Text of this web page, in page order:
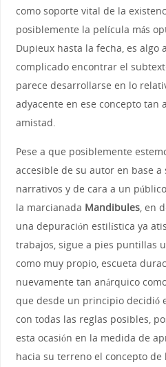
como soporte vital de la
posiblemente la película más
Dupieux hasta la fecha, es algo
complicado encontrar el
parece desarrollarse en lo
adyacente en ese concepto tan
amistad.
Pese a que posiblemente
accesible de su autor en base a
narrativos y de cara a un
la marcianada Mandibules, en
una depuración estilística ya
trabajos, sigue a pies puntillas
como muy propio, escueta
nuevamente tan anárquico
que desde un principio decidió
con todas las reglas posibles,
esta ocasión en la medida de
hacia su terreno el concepto de